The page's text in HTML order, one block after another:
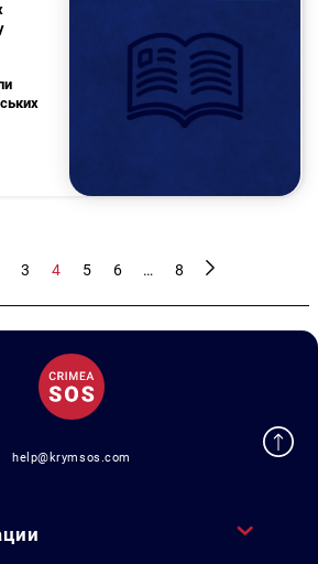
3 4 5 6 … 8
help@krymsos.com